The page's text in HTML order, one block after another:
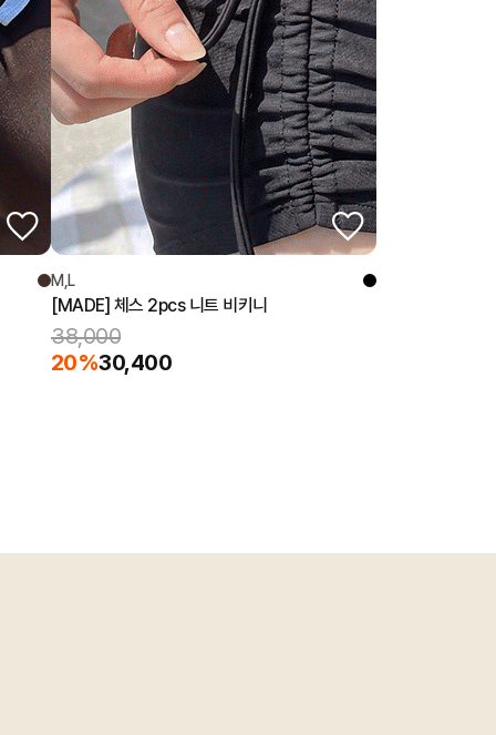
M,L
[MADE] 체스 2pcs 니트 비키니
38,000
20%30,400